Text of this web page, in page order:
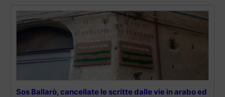
Sos Ballarò, cancellate le scritte dalle vie in arabo ed